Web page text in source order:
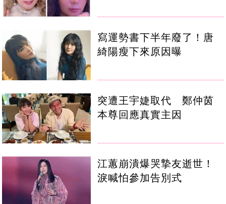
寫運勢書下半年廢了！唐
綺陽瘦下來原因曝
突遭王宇婕取代 鄭仲茵
本尊回應真實主因
江蕙崩潰爆哭摯友逝世！
淚喊怕參加告別式